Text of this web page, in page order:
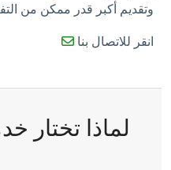
وتقديم أكبر قدر ممكن من
انقر للاتصال بنا
لماذا تختار